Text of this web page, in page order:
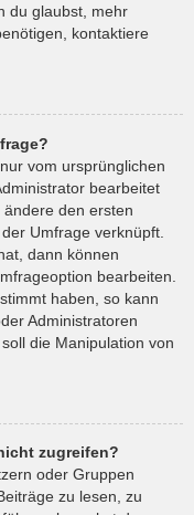
du glaubst, mehr
kontaktiere
vom ursprünglichen
bearbeitet
den ersten
Umfrage verknüpft.
dann können
bearbeiten.
haben, so kann
Administratoren
die Manipulation von
zugreifen?
oder Gruppen
zu lesen, zu